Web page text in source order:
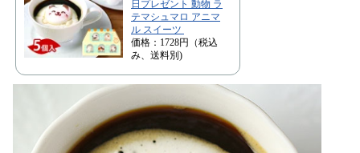
日プレゼント 動物 ラ
テマシュマロ アニマ
ル スイーツ
価格：1728円（税込
み、送料別)